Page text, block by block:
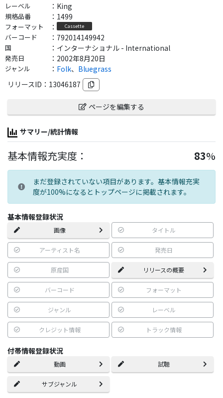
レーベル ： King
規格品番 ： 1499
フォーマット ： Cassette
バーコード ： 792014149942
国 ： インターナショナル - International
発売日 ： 2002年8月20日
ジャンル ： Folk、 Bluegrass
リリースID： 13046187
ページを編集する
サマリー/統計情報
基本情報充実度： 83%
まだ登録されていない項目があります。基本情報充実
度が100%になるとトップページに掲載されます。
基本情報登録状況
画像 タイトル
アーティスト名 発売日
原産国 リリースの概要
バーコード フォーマット
ジャンル レーベル
クレジット情報 トラック情報
付帯情報登録状況
動画 試聴
サブジャンル